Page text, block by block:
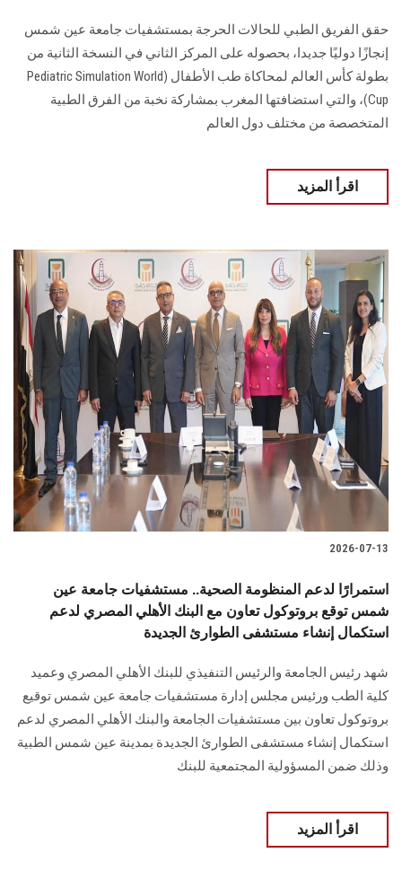
الزائـرون
سجل الان
حقق الفريق الطبي للحالات الحرجة بمستشفيات جامعة عين شمس
إنجازًا دوليًا جديدا، بحصوله على المركز الثاني في النسخة الثانية من
بطولة كأس العالم لمحاكاة طب الأطفال (Pediatric Simulation World
Cup)، والتي استضافتها المغرب بمشاركة نخبة من الفرق الطبية
المتخصصة من مختلف دول العالم
اقرأ المزيد
2026-07-13
استمرارًا لدعم المنظومة الصحية.. مستشفيات جامعة عين
شمس توقع بروتوكول تعاون مع البنك الأهلي المصري لدعم
استكمال إنشاء مستشفى الطوارئ الجديدة
شهد رئيس الجامعة والرئيس التنفيذي للبنك الأهلي المصري وعميد
كلية الطب ورئيس مجلس إدارة مستشفيات جامعة عين شمس توقيع
بروتوكول تعاون بين مستشفيات الجامعة والبنك الأهلي المصري لدعم
استكمال إنشاء مستشفى الطوارئ الجديدة بمدينة عين شمس الطبية
وذلك ضمن المسؤولية المجتمعية للبنك
اقرأ المزيد